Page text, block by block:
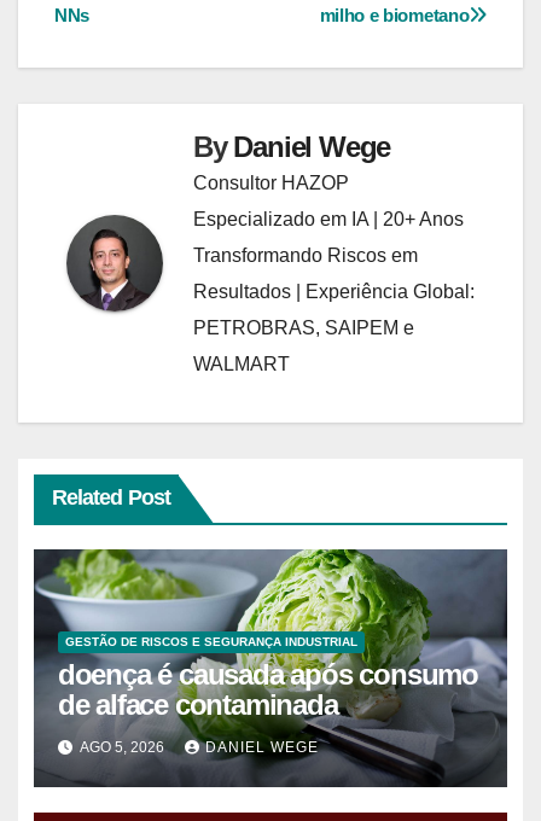
Post
milho e biometano
NNs
ByDaniel Wege
Consultor HAZOP
Especializado em IA | 20+ Anos
Transformando Riscos em
Resultados | Experiência Global:
PETROBRAS, SAIPEM e
WALMART
Related Post
GESTÃO DE RISCOS E SEGURANÇA INDUSTRIAL
doença é causada após consumo
de alface contaminada
AGO 5, 2026 DANIEL WEGE